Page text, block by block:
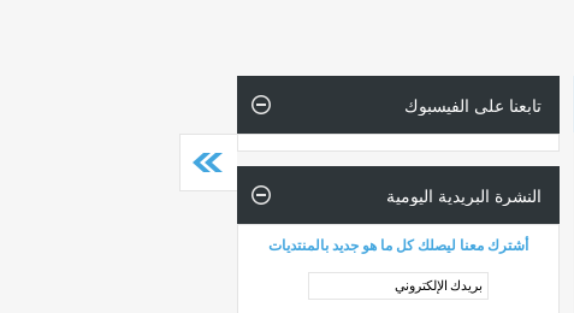
تابعنا على الفيسبوك
النشرة البريدية اليومية
أشترك معنا ليصلك كل ما هو جديد بالمنتديات